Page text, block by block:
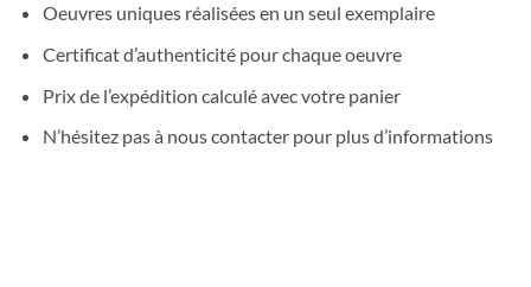
prix :
320.00 €
600.00 €
Oeuvres uniques réalisées en un seul exemplaire
Certificat d’authenticité pour chaque oeuvre
Prix de l’expédition calculé avec votre panier
N’hésitez pas à nous contacter pour plus d’informations